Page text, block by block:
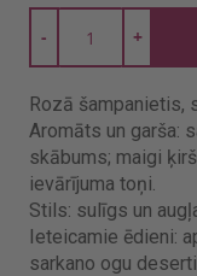
+
-
Rozā šampanietis,
Aromāts un garša:
skābums; maigi
ievārījuma toņi.
Stils: sulīgs un
Ieteicamie ēdieni:
sarkano ogu